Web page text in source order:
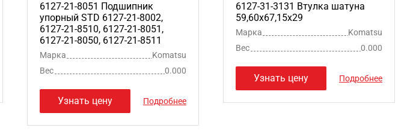
6127-21-8051 Подшипник
упорный STD 6127-21-8002,
6127-21-8510, 6127-21-8051,
6127-21-8050, 6127-21-8511
Марка
Komatsu
Вес
0.000
Узнать цену Подробнее
6127-31-3131 Втулка шатуна
59,60х67,15х29
Марка
Komatsu
Вес
0.000
Узнать цену Подробнее